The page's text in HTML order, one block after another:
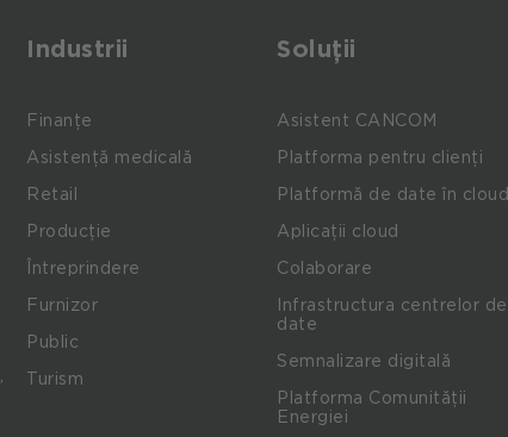
Industrii
Finanțe
Asistență medicală
Retail
Producție
Întreprindere
Furnizor
Public
Turism
Soluții
Asistent CANCOM
Platforma pentru clienți
Platformă de date în cloud
Aplicații cloud
Colaborare
Infrastructura centrelor de
date
Semnalizare digitală
Platforma Comunității
Energiei